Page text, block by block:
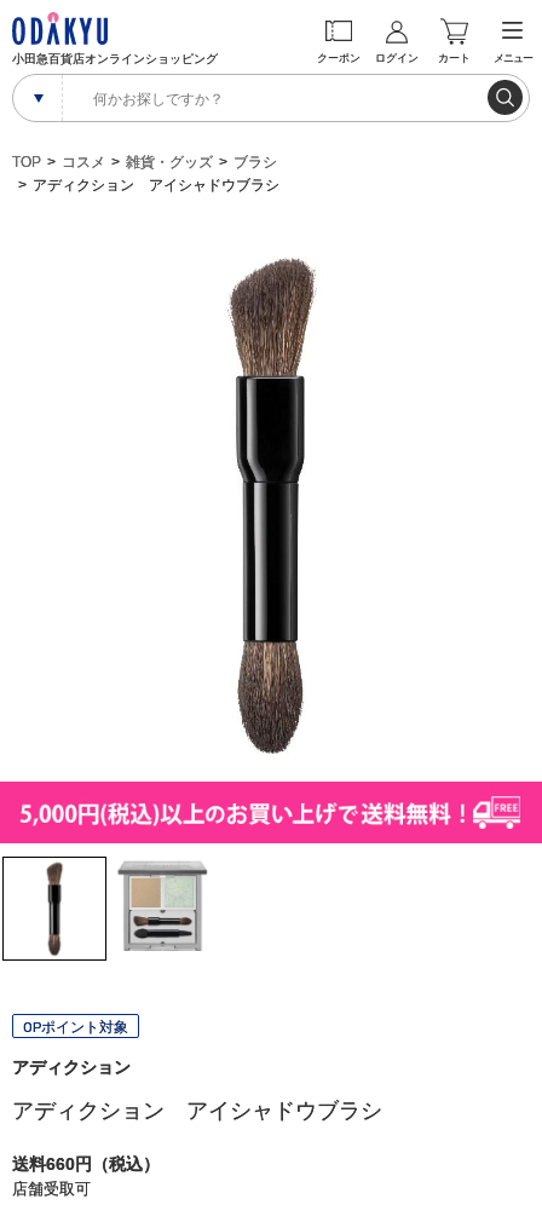
小田急百貨店オンラインショッピング クーポン ログイン カート メニュー
TOP コスメ 雑貨・グッズ
ブラシ
アディクション アイシャドウブラシ
OPポイント対象
アディクション
アディクション アイシャドウブラシ
送料660円（税込）
店舗受取可